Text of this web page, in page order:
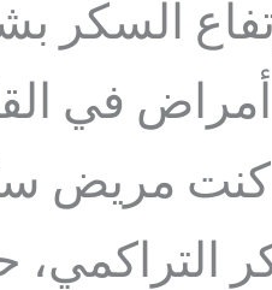
السكر
في
كنت مريض